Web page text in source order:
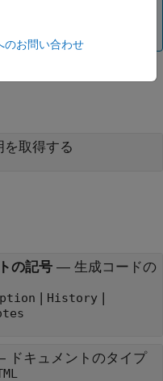
を取得する
の記号— 生成コードの
| History|
ドキュメントのタイプ
のお問い合わせ